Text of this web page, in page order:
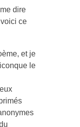
dire
ce
et je
le